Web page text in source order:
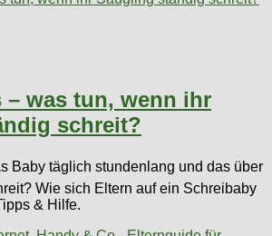
– was tun, wenn ihr
schreit?
Baby täglich stundenlang und das über
Wie sich Eltern auf ein Schreibaby
& Hilfe.